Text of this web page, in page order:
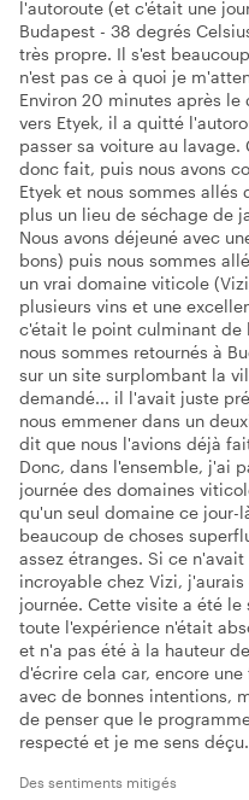
l'autoroute (et c'était une
Budapest - 38 degrés
très propre. Il s'est
n'est pas ce à quoi je
Environ 20 minutes après
vers Etyek, il a quitté
passer sa voiture au
donc fait, puis nous avons
Etyek et nous sommes
plus un lieu de séchage de
Nous avons déjeuné avec
bons) puis nous sommes
un vrai domaine viticole
plusieurs vins et une
c'était le point culminant de
nous sommes retournés à
sur un site surplombant la
demandé... il l'avait juste
nous emmener dans un
dit que nous l'avions déjà
Donc, dans l'ensemble, j'ai
journée des domaines
qu'un seul domaine ce jour-
beaucoup de choses
assez étranges. Si ce
incroyable chez Vizi,
journée. Cette visite a été
toute l'expérience n'était
et n'a pas été à la hauteur
d'écrire cela car, encore
avec de bonnes intentions,
de penser que le
respecté et je me sens déçu.
Des sentiments mitigés